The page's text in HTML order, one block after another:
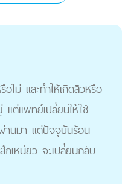
ไม่ และทำให้เกิดสิวหรือ
แต่แพทย์เปลี่ยนให้ใช้
านมา แต่ปัจจุบันร้อน
กเหนียว จะเปลี่ยนกลับ